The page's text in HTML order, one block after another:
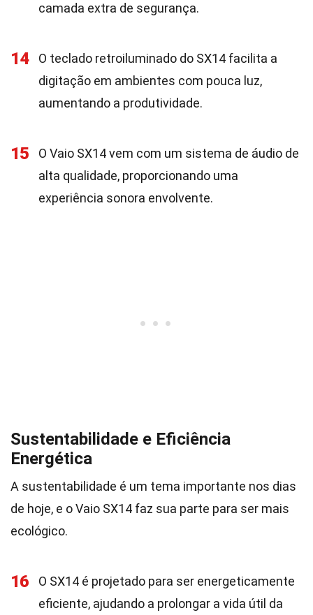
camada extra de segurança.
14
O teclado retroiluminado do SX14 facilita a
digitação em ambientes com pouca luz,
aumentando a produtividade.
15
O Vaio SX14 vem com um sistema de áudio de
alta qualidade, proporcionando uma
experiência sonora envolvente.
Sustentabilidade e Eficiência
Energética
A sustentabilidade é um tema importante nos dias
de hoje, e o Vaio SX14 faz sua parte para ser mais
ecológico.
16
O SX14 é projetado para ser energeticamente
eficiente, ajudando a prolongar a vida útil da